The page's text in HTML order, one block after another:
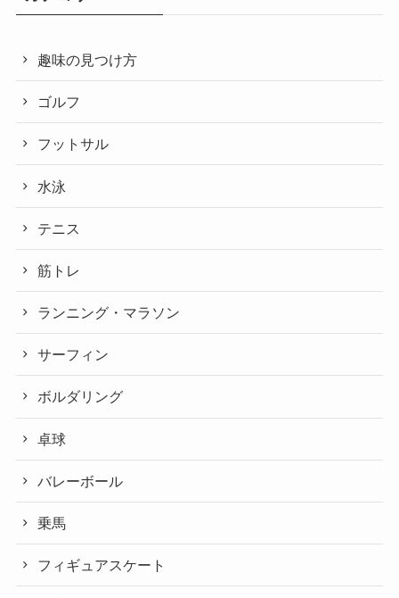
趣味の見つけ方
ゴルフ
フットサル
水泳
テニス
筋トレ
ランニング・マラソン
サーフィン
ボルダリング
卓球
バレーボール
乗馬
フィギュアスケート